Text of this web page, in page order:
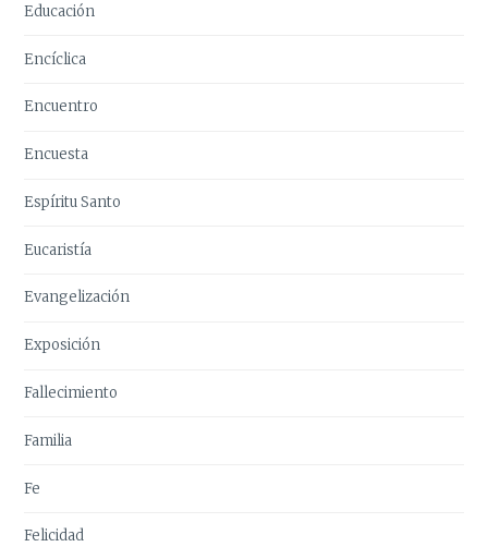
Educación
Encíclica
Encuentro
Encuesta
Espíritu Santo
Eucaristía
Evangelización
Exposición
Fallecimiento
Familia
Fe
Felicidad